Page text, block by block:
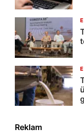
Reklam